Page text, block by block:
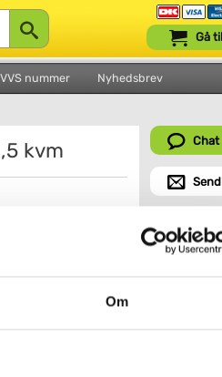
Om
nummer Nyhedsbrev
Gå
kvm Chat
Et
Indhent